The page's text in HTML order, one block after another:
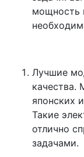
мощность
Лучшие
качества.
японских
Такие
отлично
задачами.